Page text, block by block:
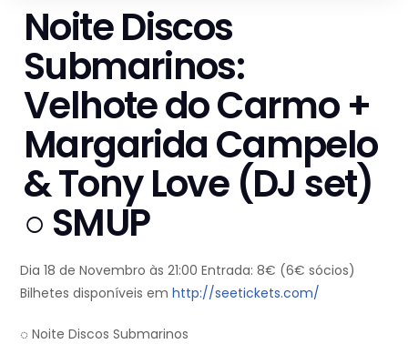
Noite Discos
Submarinos:
Velhote do Carmo +
Margarida Campelo
& Tony Love (DJ set)
○ SMUP
Dia 18 de Novembro às 21:00 Entrada: 8€ (6€ sócios)
Bilhetes disponíveis em http://seetickets.com/
◌ Noite Discos Submarinos